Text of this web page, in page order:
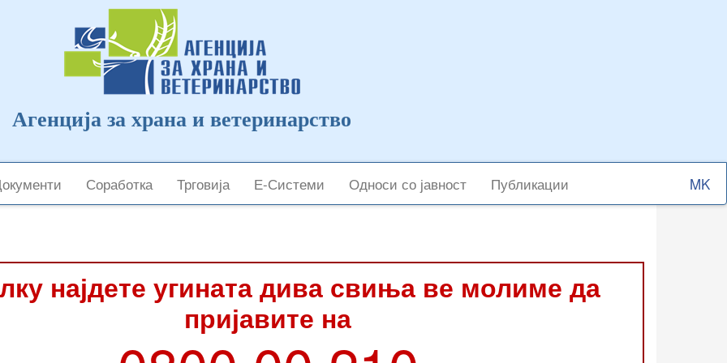
Агенција за храна и ветеринарство
Соработка Трговија Е-Системи Односи со јавност Публикации
Select
your
најдете угината дива свиња ве молиме да
пријавите на